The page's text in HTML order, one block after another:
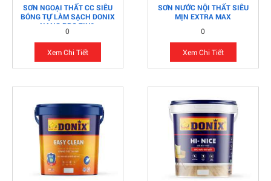
SƠN NGOẠI THẤT CC SIÊU
BÓNG TỰ LÀM SẠCH DONIX
NANO PRO 7IN1
0
Xem Chi Tiết
SƠN NƯỚC NỘI THẤT SIÊU
MỊN EXTRA MAX
0
Xem Chi Tiết